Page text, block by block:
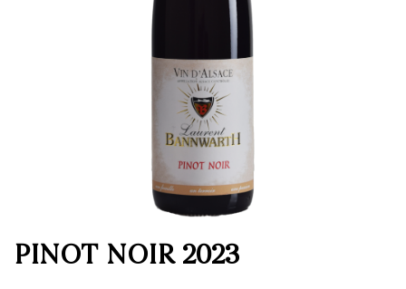
PINOT NOIR 2023